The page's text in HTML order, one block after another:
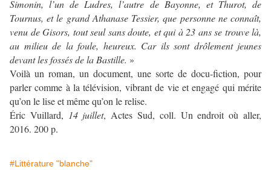
Simonin, l’un de Ludres, l’autre de Bayonne, et Thurot, de
Tournus, et le grand Athanase Tessier, que personne ne connaît,
venu de Gisors, tout seul sans doute, et qui à 23 ans se trouve là,
au milieu de la foule, heureux. Car ils sont drôlement jeunes
devant les fossés de la Bastille. »
Voilà un roman, un document, une sorte de docu-fiction, pour
parler comme à la télévision, vibrant de vie et engagé qui mérite
qu’on le lise et même qu’on le relise.
Éric Vuillard, 14 juillet, Actes Sud, coll. Un endroit où aller,
2016. 200 p.
#Littérature "blanche"